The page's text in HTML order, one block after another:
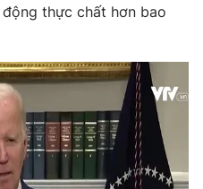
thực chất hơn bao